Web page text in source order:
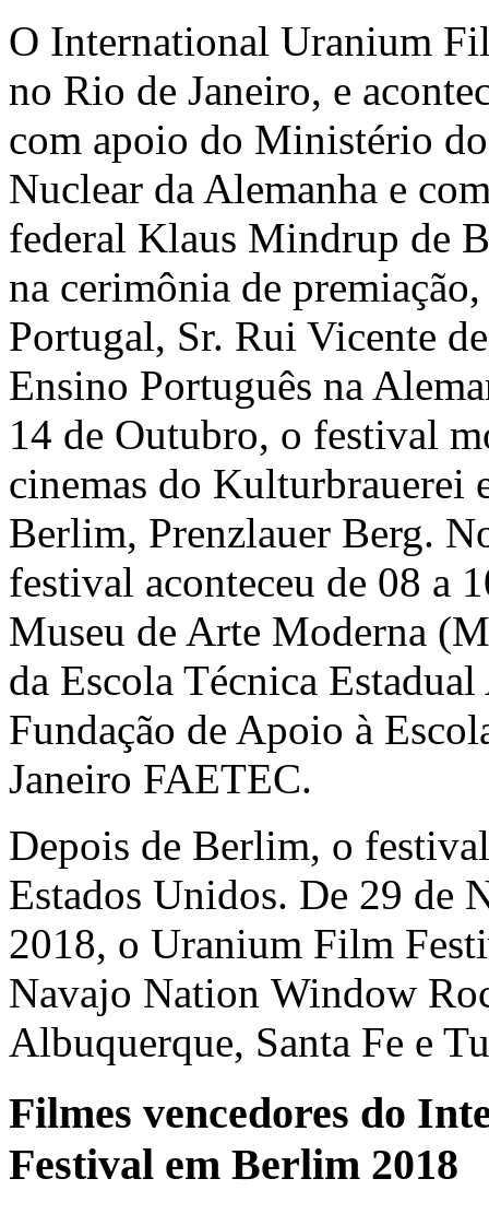
O International Uranium
no Rio de Janeiro, e
com apoio do Ministério
Nuclear da Alemanha e
federal Klaus Mindrup de
na cerimônia de
Portugal, Sr. Rui Vicente
Ensino Português na
14 de Outubro, o festival
cinemas do Kulturbrauerei
Berlim, Prenzlauer Berg.
festival aconteceu de 08 a
Museu de Arte Moderna
da Escola Técnica
Fundação de Apoio à
Janeiro FAETEC.
Depois de Berlim, o
Estados Unidos. De 29 de
2018, o Uranium Film
Navajo Nation Window
Albuquerque, Santa Fe e
Filmes vencedores do
Festival em Berlim 2018